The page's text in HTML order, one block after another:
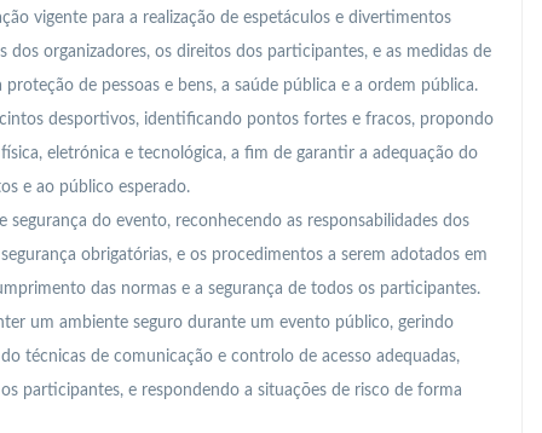
vigente para a realização de espetáculos e divertimentos
dos organizadores, os direitos dos participantes, e as medidas de
de pessoas e bens, a saúde pública e a ordem pública.
desportivos, identificando pontos fortes e fracos, propondo
eletrónica e tecnológica, a fim de garantir a adequação do
e ao público esperado.
segurança do evento, reconhecendo as responsabilidades dos
obrigatórias, e os procedimentos a serem adotados em
das normas e a segurança de todos os participantes.
um ambiente seguro durante um evento público, gerindo
técnicas de comunicação e controlo de acesso adequadas,
participantes, e respondendo a situações de risco de forma